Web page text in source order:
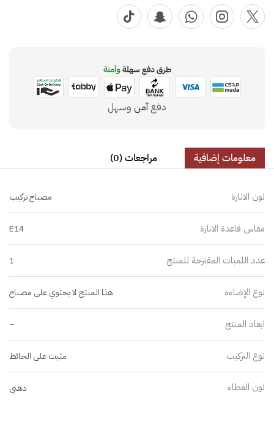
طرق دفع سهلةوآمنة
دفعآمن وسهل
معلومات إضافية مراجعات (0)
لون الانارة مصباح تركيب
مقاس قاعدة الانارة E14
عدد اللمبات المقترحة للمنتج 1
نوع الإضاءة هذا المنتج لا يحتوي على مصباح
ابعاد المنتج –
نوع التركيب مثبت على الحائط
لون الغطاء ذهبي